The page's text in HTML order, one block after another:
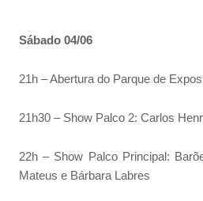
Sábado 04/06
21h – Abertura do Parque de
21h30 – Show Palco 2: Carlos
22h – Show Palco Principal:
Mateus e Bárbara Labres